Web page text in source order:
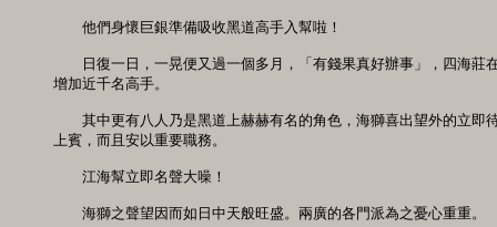
他們身懷巨銀準備吸收黑道高手入幫啦！
日復一日，一晃便又過一個多月，「有錢果真好辦事」，四海莊
增加近千名高手。
其中更有八人乃是黑道上赫赫有名的角色，海獅喜出望外的立即
上賓，而且安以重要職務。
江海幫立即名聲大噪！
海獅之聲望因而如日中天般旺盛。兩廣的各門派為之憂心重重。